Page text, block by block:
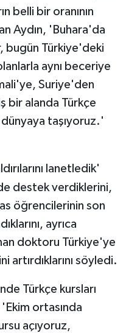
belli bir oranının
Aydın, 'Buhara'da
bugün Türkiye'deki
aynı beceriye
Suriye'den
bir alanda Türkçe
dünyaya taşıyoruz.'
lanetledik'
destek verdiklerini,
öğrencilerinin son
ayrıca
doktoru Türkiye'ye
söyledi.
Türkçe kursları
'Ekim ortasında
açıyoruz,